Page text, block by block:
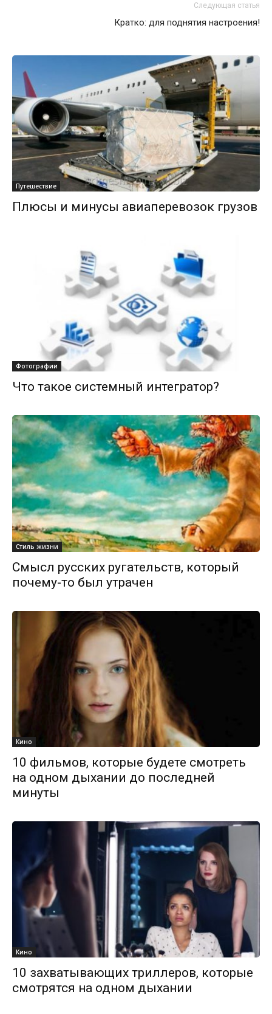
Следующая статья
Кратко: для поднятия настроения!
Путешествие
Плюсы и минусы авиаперевозок грузов
Фотографии
Что такое системный интегратор?
Стиль жизни
Смысл русских ругательств, который
почему-то был утрачен
Кино
10 фильмов, которые будете смотреть
на одном дыхании до последней
минуты
Кино
10 захватывающих триллеров, которые
смотрятся на одном дыхании